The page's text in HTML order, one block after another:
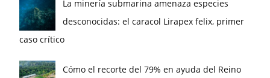
La minería submarina amenaza especies
desconocidas: el caracol Lirapex felix, primer
caso crítico
Cómo el recorte del 79% en ayuda del Reino